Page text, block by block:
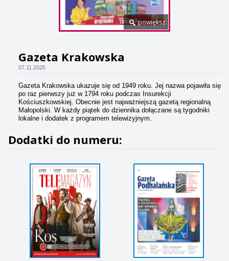
powiększ
Gazeta Krakowska
07.11.2025
Gazeta Krakowska ukazuje się od 1949 roku. Jej nazwa pojawiła się
po raz pierwszy już w 1794 roku podczas Insurekcji
Kościuszkowskiej. Obecnie jest najważniejszą gazetą regionalną
Małopolski. W każdy piątek do dziennika dołączane są tygodniki
lokalne i dodatek z programem telewizyjnym.
Dodatki do numeru: